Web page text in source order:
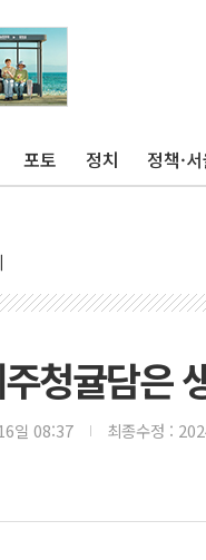
포토 정치 정책·
청귤담은
일 08:37 최종수정 :